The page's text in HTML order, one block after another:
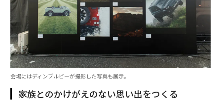
会場にはディンブルビーが撮影した写真も展示。
家族とのかけがえのない思い出をつくる